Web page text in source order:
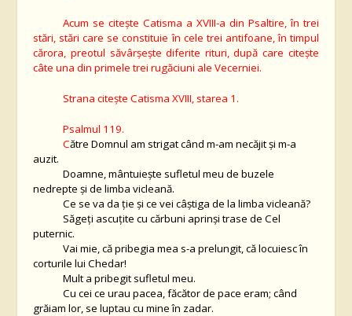
Acum se citeşte Catisma a XVIII-a din Psaltire, în trei
stări, stări care se constituie în cele trei antifoane, în timpul
cărora, preotul săvârşeşte diferite rituri, după care citeşte
câte una din primele trei rugăciuni ale Vecerniei.
Strana citeşte Catisma XVIII, starea 1.
Psalmul 119.
Către Domnul am strigat când m-am necăjit şi m-a
auzit.
Doamne, mântuieşte sufletul meu de buzele
nedrepte şi de limba vicleană.
Ce se va da ţie şi ce vei câştiga de la limba vicleană?
Săgeţi ascuţite cu cărbuni aprinşi trase de Cel
puternic.
Vai mie, că pribegia mea s-a prelungit, că locuiesc în
corturile lui Chedar!
Mult a pribegit sufletul meu.
Cu cei ce urau pacea, făcător de pace eram; când
grăiam lor, se luptau cu mine în zadar.